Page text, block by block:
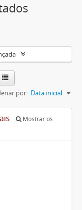
por: Data inicial
Mostrar os